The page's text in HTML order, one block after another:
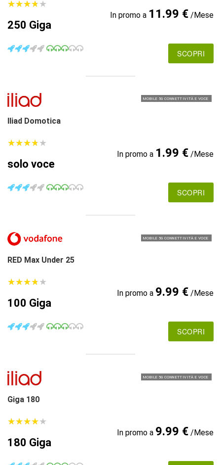
★★★★★
★★★★★
250 Giga
In promo a 11.99 €/Mese
SCOPRI
MOBILE 5G CONNETTIVITÀ E VOCE
Iliad Domotica
★★★★★
★★★★★
solo voce
In promo a 1.99 €/Mese
SCOPRI
MOBILE 5G CONNETTIVITÀ E VOCE
RED Max Under 25
★★★★★
★★★★★
100 Giga
In promo a 9.99 €/Mese
SCOPRI
MOBILE 5G CONNETTIVITÀ E VOCE
Giga 180
★★★★★
★★★★★
180 Giga
In promo a 9.99 €/Mese